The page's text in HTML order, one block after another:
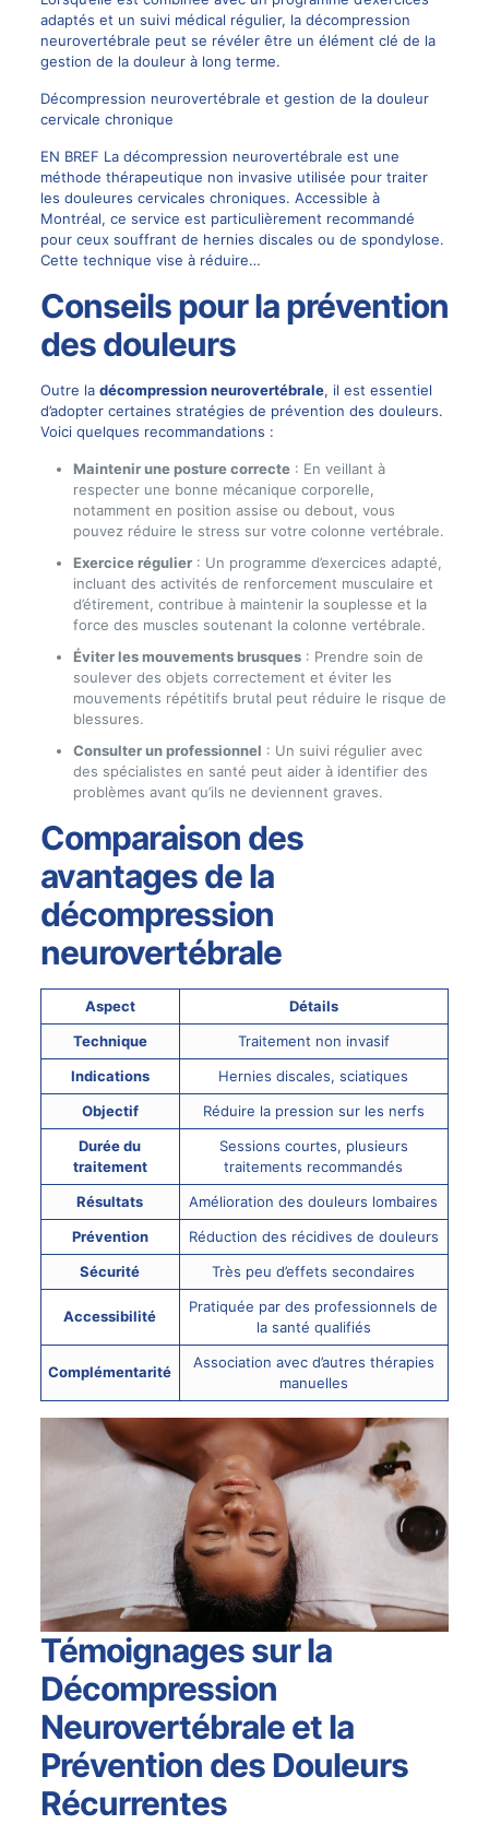
adaptés et un suivi médical régulier, la décompression
neurovertébrale peut se révéler être un élément clé de la
gestion de la douleur à long terme.
Décompression neurovertébrale et gestion de la douleur
cervicale chronique
EN BREF La décompression neurovertébrale est une
méthode thérapeutique non invasive utilisée pour traiter
les douleures cervicales chroniques. Accessible à
Montréal, ce service est particulièrement recommandé
pour ceux souffrant de hernies discales ou de spondylose.
Cette technique vise à réduire…
Conseils pour la prévention
des douleurs
Outre la décompression neurovertébrale, il est essentiel
d’adopter certaines stratégies de prévention des douleurs.
Voici quelques recommandations :
Maintenir une posture correcte: En veillant à
respecter une bonne mécanique corporelle,
notamment en position assise ou debout, vous
pouvez réduire le stress sur votre colonne vertébrale.
Exercice régulier: Un programme d’exercices adapté,
incluant des activités de renforcement musculaire et
d’étirement, contribue à maintenir la souplesse et la
force des muscles soutenant la colonne vertébrale.
Éviter les mouvements brusques: Prendre soin de
soulever des objets correctement et éviter les
mouvements répétitifs brutal peut réduire le risque de
blessures.
Consulter un professionnel : Un suivi régulier avec
des spécialistes en santé peut aider à identifier des
problèmes avant qu’ils ne deviennent graves.
Comparaison des
avantages de la
décompression
neurovertébrale
Aspect
Détails
Technique
Traitement non invasif
Indications
Hernies discales, sciatiques
Objectif
Réduire la pression sur les nerfs
Durée du
traitement
Sessions courtes, plusieurs
traitements recommandés
Résultats
Amélioration des douleurs lombaires
Prévention
Réduction des récidives de douleurs
Sécurité
Très peu d’effets secondaires
Accessibilité
Pratiquée par des professionnels de
la santé qualifiés
Complémentarité
Association avec d’autres thérapies
manuelles
Témoignages sur la
Décompression
Neurovertébrale et la
Prévention des Douleurs
Récurrentes